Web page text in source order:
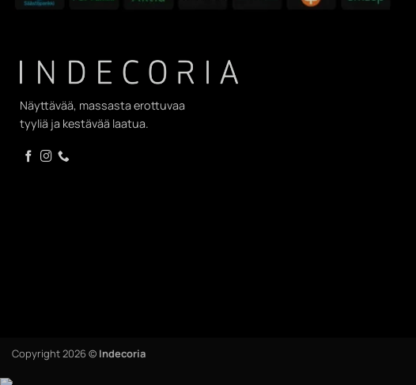
Näyttävää, massasta erottuvaa
tyyliä ja kestävää laatua.
Copyright 2026 © Indecoria